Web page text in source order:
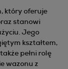
który oferuje
stanowi
Jego
kształtem,
pełni rolę
wazonu z